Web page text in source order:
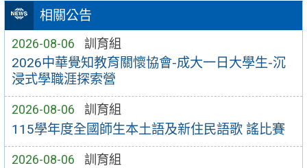
相關公告
2026-08-06 訓育組
2026中華覺知教育關懷協會-成大一日大學生-沉
浸式學職涯探索營
2026-08-06 訓育組
115學年度全國師生本土語及新住民語歌 謠比賽
2026-08-06 訓育組